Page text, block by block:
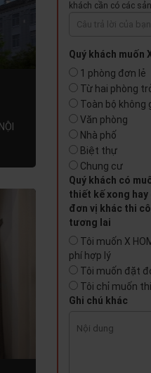
khách cần có các
Quý khách muốn
1 phòng đơn lẻ
Từ hai phòng
Toàn bộ không
Văn phòng
Nhà phố
Biệt thự
Chung cư
Quý khách có
thiết kế xong hay
đơn vị khác thi
tương lai
Tôi muốn X
phí hợp lý
Tôi muốn đặt
Tôi chỉ muốn
Ghi chú khác